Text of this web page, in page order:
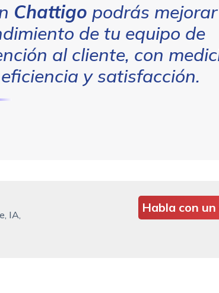
Chattigo podrás
de tu equipo de
al cliente, con
y satisfacción.
IA,
Habla con